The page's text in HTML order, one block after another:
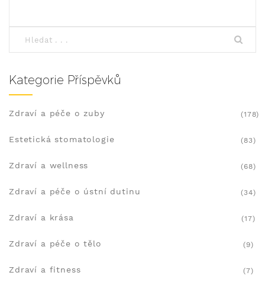
Kategorie Příspěvků
Zdraví a péče o zuby (178)
Estetická stomatologie (83)
Zdraví a wellness (68)
Zdraví a péče o ústní dutinu (34)
Zdraví a krása (17)
Zdraví a péče o tělo (9)
Zdraví a fitness (7)